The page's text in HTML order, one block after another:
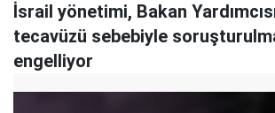
İsrail yönetimi, Bakan
tecavüzü sebebiyle
engelliyor